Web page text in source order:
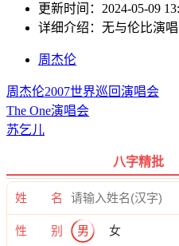
更新时间： 2024-05-09
详细介绍： 无与伦比演
周杰伦
周杰伦2007世界巡回演唱会
The One演唱会
苏乞儿
八字精批
姓 名
性 别 男 女